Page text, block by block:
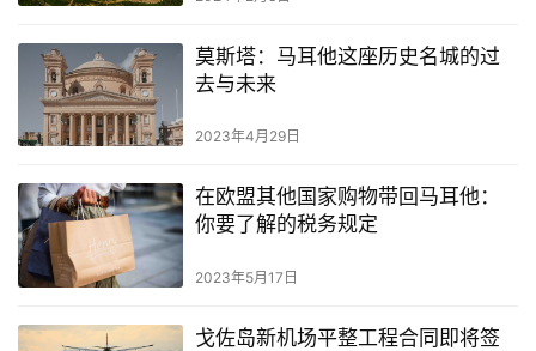
莫斯塔：马耳他这座历史名城的过
去与未来
2023年4月29日
在欧盟其他国家购物带回马耳他：
你要了解的税务规定
2023年5月17日
戈佐岛新机场平整工程合同即将签